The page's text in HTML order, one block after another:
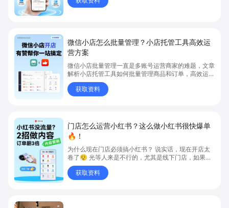
微信小店怎么批量管理？小店托管工具高效运
营方案
微信小店批量管理一直是多账号运营商家的难题，文章
解析小店托管工具如何批量管理商品和订单，高效运营
多账号微信小店。通过智能同步、AI运营托管和丰富营
销玩法，全面提升门店管理效率。点击了解微信小店批
量管理、高效托管的实用方案！
获取资料
门店怎么运营小红书？这么做小红书很快爆单
🔥！
为什么现在门店必须搞小红书？ 说实话，现在开店太
卷了😮‍💨 光等人来是不行的，尤其是线下门店，如果你
还没开始做小红书，那真的就是“闭着眼放弃客流”🚪
💸 获取资料